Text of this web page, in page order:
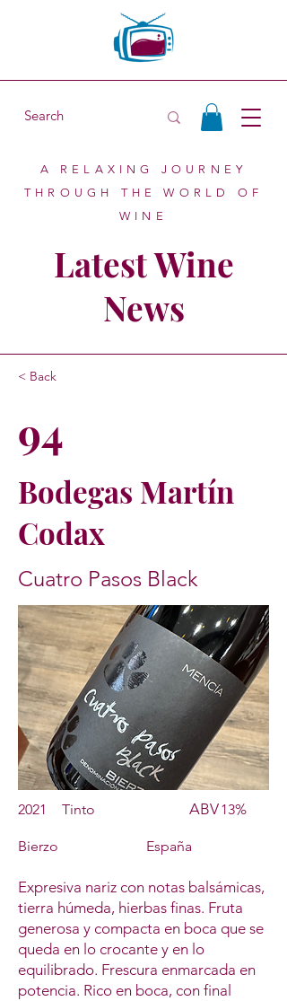
Latest Wine
News
A RELAXING JOURNEY
THROUGH THE WORLD OF
WINE
< Back
94
Bodegas Martín
Codax
Cuatro Pasos Black
2021 Tinto 13%
ABV
Bierzo España
Expresiva nariz con notas balsámicas,
tierra húmeda, hierbas finas. Fruta
generosa y compacta en boca que se
queda en lo crocante y en lo
equilibrado. Frescura enmarcada en
potencia. Rico en boca, con final